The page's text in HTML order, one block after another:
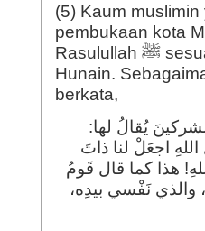
(5) Kaum
pembukaan kota
Rasulullah ﷺ sesuatu yang dilihatnya dalam perjalanan menuju
Hunain.
berkata,
اجعَلْ لنا ذاتَ
هذا كما قال قَومُ
﴿اجْعَلْ لَنا إِلَهًا كَما لَهُمْ آلِهَةٌ﴾ [الأعراف: ١٣٨]، والذي نَفْسي بيدِه،